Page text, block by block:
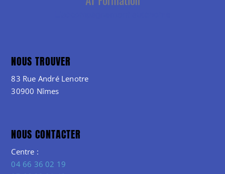
NOUS TROUVER
83 Rue André Lenotre
30900 Nîmes
NOUS CONTACTER
Centre :
04 66 36 02 19